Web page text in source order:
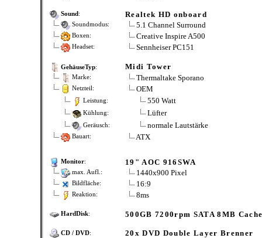
Sound: Realtek HD onboard
Soundmodus: 5.1 Channel Surround
Boxen: Creative Inspire A500
Headset: Sennheiser PC151
GehäuseTyp: Midi Tower
Marke: Thermaltake Sporano
Netzteil: OEM
Leistung: 550 Watt
Kühlung: Lüfter
Geräusch: normale Lautstärke
Bauart: ATX
Monitor: 19" AOC 916SWA
max. Aufl.: 1440x900 Pixel
Bildfläche: 16:9
Reaktion: 8ms
HardDisk: 500GB 7200rpm SATA 8MB
CD / DVD: 20x DVD Double Layer Brenner